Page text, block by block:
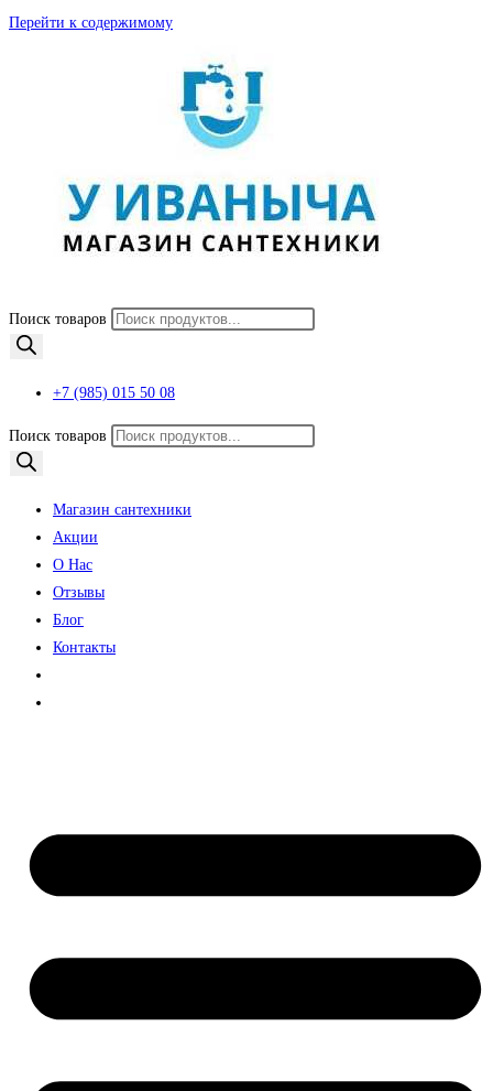
Перейти к содержимому
Поиск товаров
+7 (985) 015 50 08
Поиск товаров
Магазин сантехники
Акции
О Нас
Отзывы
Блог
Контакты